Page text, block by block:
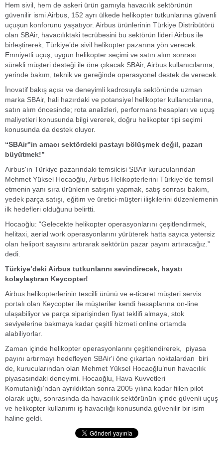
Hem sivil, hem de askeri ürün gamıyla havacılık sektörünün
güvenilir ismi Airbus, 152 ayrı ülkede helikopter tutkunlarına güvenli
uçuşun konforunu yaşatıyor. Airbus ürünlerinin Türkiye Distribütörü
olan SBAir, havacılıktaki tecrübesini bu sektörün lideri Airbus ile
birleştirerek, Türkiye’de sivil helikopter pazarına yön verecek.
Emniyetli uçuş, uygun helikopter seçimi ve satın alım sonrası
sürekli müşteri desteği ile öne çıkacak SBAir, Airbus kullanıcılarına;
yerinde bakım, teknik ve gereğinde operasyonel destek de verecek.
İnovatif bakış açısı ve deneyimli kadrosuyla sektöründe uzman
marka SBAir, hali hazırdaki ve potansiyel helikopter kullanıcılarına,
satın alım öncesinde; rota analizleri, performans hesapları ve uçuş
maliyetleri konusunda bilgi vererek, doğru helikopter tipi seçimi
konusunda da destek oluyor.
“SBAir'’in amacı sektördeki pastayı bölüşmek değil, pazarı
büyütmek!”
Airbus'ın Türkiye pazarındaki temsilcisi SBAir kurucularından
Mehmet Yüksel Hocaoğlu, Airbus Helikopterlerini Türkiye’de temsil
etmenin yanı sıra ürünlerin satışını yapmak, satış sonrası bakım,
yedek parça satışı, eğitim ve üretici-müşteri ilişkilerini düzenlemenin
ilk hedefleri olduğunu belirtti.
Hocaoğlu: “Gelecekte helikopter operasyonlarını çeşitlendirmek,
helitaxi, aerial work operasyonlarını yürüterek hatta sayıca yetersiz
olan heliport sayısını artırarak sektörün pazar payını artıracağız.”
dedi.
Türkiye’deki Airbus tutkunlarını sevindirecek, hayatı
kolaylaştıran Keycopter!
Airbus helikopterlerinin tescilli ürünü ve e-ticaret müşteri servis
portalı olan Keycopter ile müşteriler kendi hesaplarına on-line
ulaşabiliyor ve parça siparişinden fiyat teklifi almaya, stok
seviyelerine bakmaya kadar çeşitli hizmeti online ortamda
alabiliyorlar.
Zaman içinde helikopter operasyonlarını çeşitlendirerek, piyasa
payını artırmayı hedefleyen SBAir'i öne çıkartan noktalardan biri
de, kurucularından olan Mehmet Yüksel Hocaoğlu’nun havacılık
piyasasındaki deneyimi. Hocaoğlu, Hava Kuvvetleri
Komutanlığı’ndan ayrıldıktan sonra 2005 yılına kadar fiilen pilot
olarak uçtu, sonrasında da havacılık sektörünün içinde güvenli uçuş
ve helikopter kullanımı iş havacılığı konusunda güvenilir bir isim
haline geldi.